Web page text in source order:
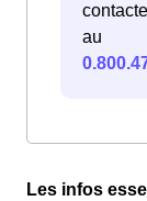
au
Les infos